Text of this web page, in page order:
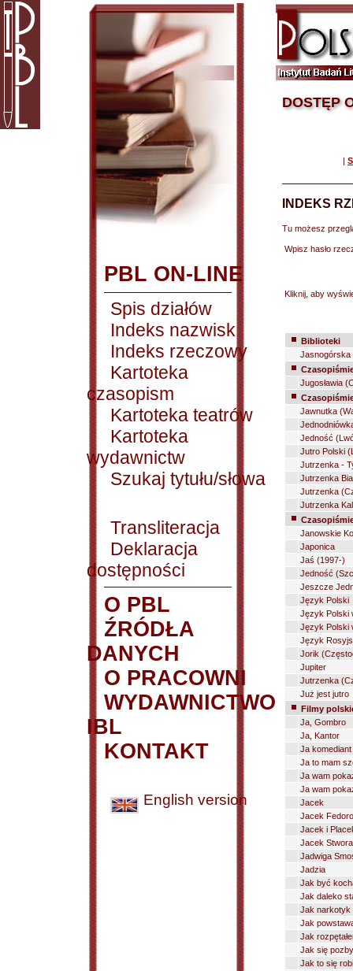
PBL ON-LINE
Spis działów
Indeks nazwisk
Indeks rzeczowy
Kartoteka
czasopism
Kartoteka teatrów
Kartoteka
wydawnictw
Szukaj tytułu/słowa
Transliteracja
Deklaracja
dostępności
O PBL
ŹRÓDŁA
DANYCH
O PRACOWNI
WYDAWNICTWO
IBL
KONTAKT
English version
DOSTĘP
|
INDEKS
Tu możesz
Wpisz hasło
Kliknij, aby
Biblioteki
Jasnogórska
Jugosławia
Jawnutka
Jedność
Jutro Polski
Jutrzenka -
Jutrzenka
Jutrzenka
Jutrzenka
Janowskie
Japonica
Jaś (1997-)
Jedność
Jeszcze
Język Polski
Język Polski
Język Polski
Język
Jorik
Jupiter
Jutrzenka
Już jest jutro
Filmy
Ja, Gombro
Ja, Kantor
Ja komediant
Ja to mam
Ja wam
Ja wam
Jacek
Jacek
Jacek i
Jacek
Jadwiga
Jadzia
Jak być
Jak daleko
Jak narkotyk
Jak
Jak
Jak się
Jak to się